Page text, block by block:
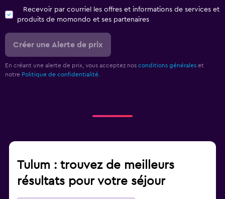
Recevoir par courriel les offres et informations de services et
produits de momondo et ses partenaires
Créer une Alerte de prix
En créant une alerte de prix, vous acceptez nos conditions générales et
notre Politique de confidentialité.
Tulum : trouvez de meilleurs
résultats pour votre séjour